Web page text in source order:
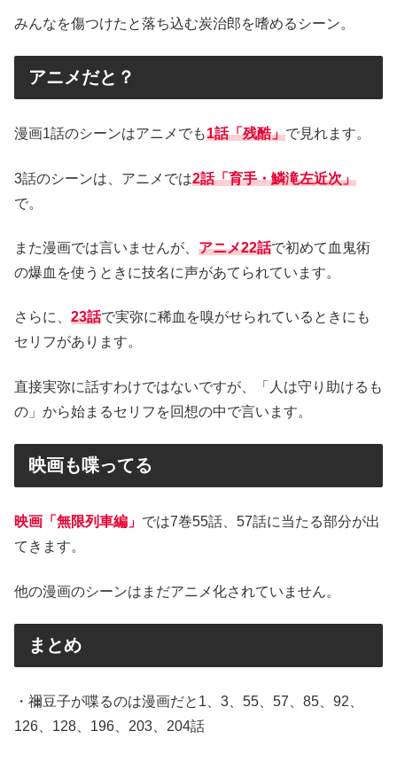
みんなを傷つけたと落ち込む炭治郎を嗜めるシーン。
アニメだと？
漫画1話のシーンはアニメでも1話「残酷」で見れます。
3話のシーンは、アニメでは2話「育手・鱗滝左近次」
で。
また漫画では言いませんが、 アニメ22話で初めて血鬼術
の爆血を使うときに技名に声があてられています。
さらに、 23話で実弥に稀血を嗅がせられているときにも
セリフがあります。
直接実弥に話すわけではないですが、「人は守り助けるも
の」から始まるセリフを回想の中で言います。
映画も喋ってる
映画「無限列車編」 では7巻55話、57話に当たる部分が出
てきます。
他の漫画のシーンはまだアニメ化されていません。
まとめ
・禰豆子が喋るのは漫画だと1、3、55、57、85、92、
126、128、196、203、204話